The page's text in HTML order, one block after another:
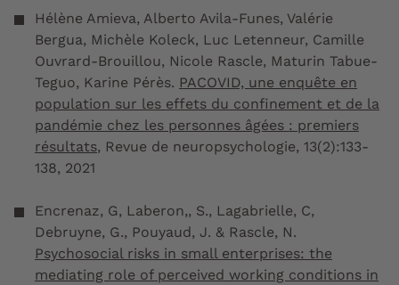
Hélène Amieva, Alberto Avila-Funes, Valérie
Bergua, Michèle Koleck, Luc Letenneur, Camille
Ouvrard-Brouillou, Nicole Rascle, Maturin Tabue-
Teguo, Karine Pérès. PACOVID, une enquête en
population sur les effets du confinement et de la
pandémie chez les personnes âgées : premiers
résultats, Revue de neuropsychologie, 13(2):133-
138, 2021
Encrenaz, G, Laberon,, S., Lagabrielle, C,
Debruyne, G., Pouyaud, J. & Rascle, N.
Psychosocial risks in small enterprises: the
mediating role of perceived working conditions in